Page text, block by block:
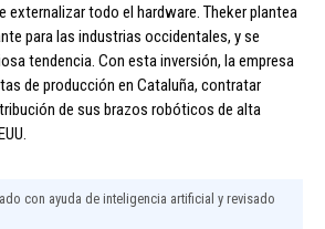
externalizar todo el hardware. Theker plantea
para las industrias occidentales, y se
tendencia. Con esta inversión, la empresa
de producción en Cataluña, contratar
de sus brazos robóticos de alta
con ayuda de inteligencia artificial y revisado